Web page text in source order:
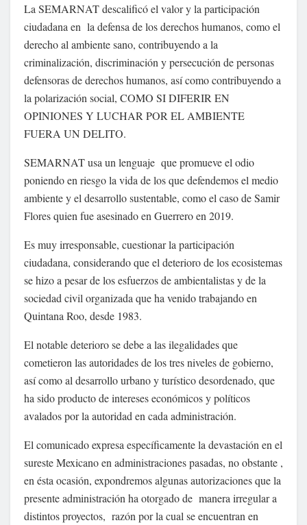
La SEMARNAT descalificó el valor y la participación
ciudadana en la defensa de los derechos humanos, como el
derecho al ambiente sano, contribuyendo a la
criminalización, discriminación y persecución de personas
defensoras de derechos humanos, así como contribuyendo a
la polarización social, COMO SI DIFERIR EN
OPINIONES Y LUCHAR POR EL AMBIENTE
FUERA UN DELITO.
SEMARNAT usa un lenguaje que promueve el odio
poniendo en riesgo la vida de los que defendemos el medio
ambiente y el desarrollo sustentable, como el caso de Samir
Flores quien fue asesinado en Guerrero en 2019.
Es muy irresponsable, cuestionar la participación
ciudadana, considerando que el deterioro de los ecosistemas
se hizo a pesar de los esfuerzos de ambientalistas y de la
sociedad civil organizada que ha venido trabajando en
Quintana Roo, desde 1983.
El notable deterioro se debe a las ilegalidades que
cometieron las autoridades de los tres niveles de gobierno,
así como al desarrollo urbano y turístico desordenado, que
ha sido producto de intereses económicos y políticos
avalados por la autoridad en cada administración.
El comunicado expresa específicamente la devastación en el
sureste Mexicano en administraciones pasadas, no obstante ,
en ésta ocasión, expondremos algunas autorizaciones que la
presente administración ha otorgado de manera irregular a
distintos proyectos, razón por la cual se encuentran en